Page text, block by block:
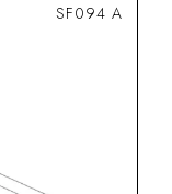
SF094 A